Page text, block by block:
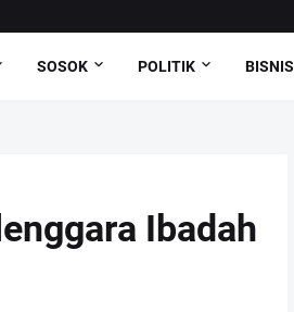
SOSOK POLITIK BISNIS
Ibadah